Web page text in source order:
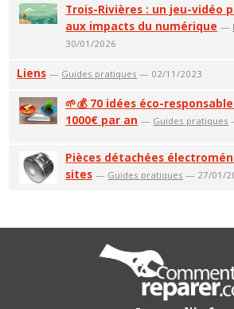
Trois-Rivières : un jeu-vidéo
aux impacts du numérique —
30/01/2026
Liens — Guides pratiques — 02/11/2023
🌱💰 70 idées éco-
1000€ par an — Guides pratiques
Pièces détachées
sites — Guides pratiques — 27/01/